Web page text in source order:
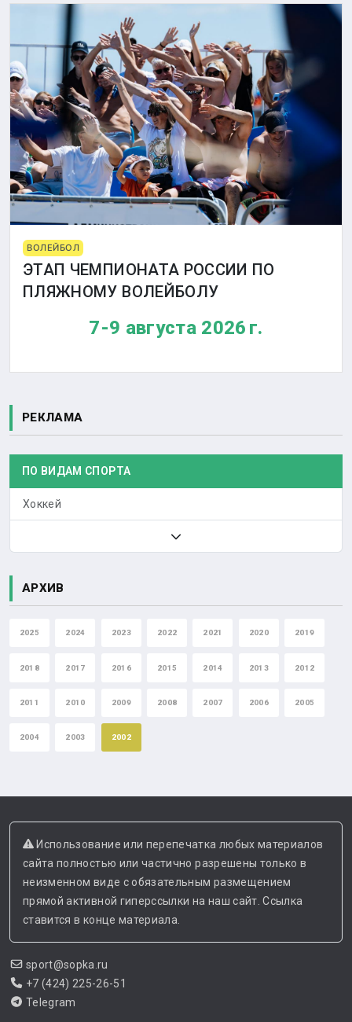
ВОЛЕЙБОЛ
ЭТАП ЧЕМПИОНАТА РОССИИ ПО
ПЛЯЖНОМУ ВОЛЕЙБОЛУ
7-9 августа 2026 г.
РЕКЛАМА
ПО ВИДАМ СПОРТА
Хоккей
АРХИВ
2025 2024 2023 2022 2021 2020 2019
2018 2017 2016 2015 2014 2013 2012
2011 2010 2009 2008 2007 2006 2005
2004 2003 2002
Использование или перепечатка любых материалов
сайта полностью или частично разрешены только в
неизменном виде с обязательным размещением
прямой активной гиперссылки на наш сайт. Ссылка
ставится в конце материала.
sport@sopka.ru
+7 (424) 225-26-51
Telegram